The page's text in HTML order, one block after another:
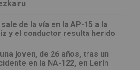
de la vía en la AP-15 a la
y el conductor resulta herido
joven, de 26 años, tras un
en la NA-122, en Lerín